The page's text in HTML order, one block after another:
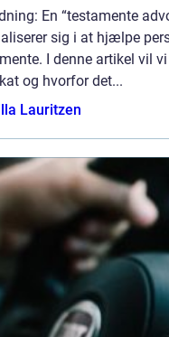
En “testamente
sig i at hjælpe
I denne artikel vil
og hvorfor det...
Lauritzen